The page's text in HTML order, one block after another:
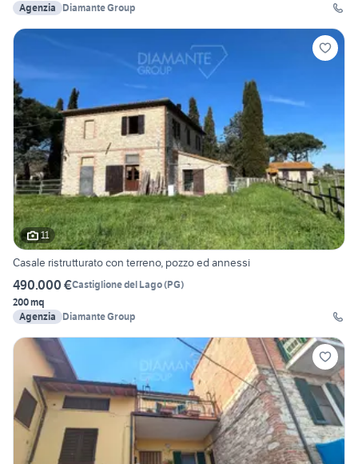
Agenzia
Diamante Group
11
Casale ristrutturato con terreno, pozzo ed annessi
490.000 €Castiglione del Lago(PG)
200 mq
Agenzia
Diamante Group